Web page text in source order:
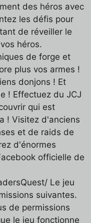
des héros avec
les défis pour
de réveiller le
héros.
de forge et
plus vos armes !
donjons ! Et
! Effectuez du JCJ
qui est
! Visitez d'anciens
et de raids de
d'énormes
officielle de
Le jeu
suivantes.
de permissions
le jeu fonctionne